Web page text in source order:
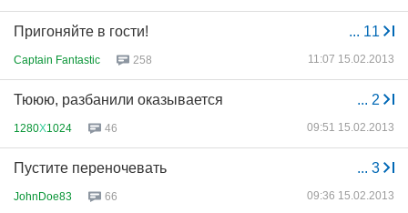
... 11
Пригоняйте в гости!
Captain Fantastic 258 11:07 15.02.2013
... 2
Тююю, разбанили оказывается
1280Х1024 46 09:51 15.02.2013
... 3
Пустите переночевать
JohnDoe83 66 09:36 15.02.2013